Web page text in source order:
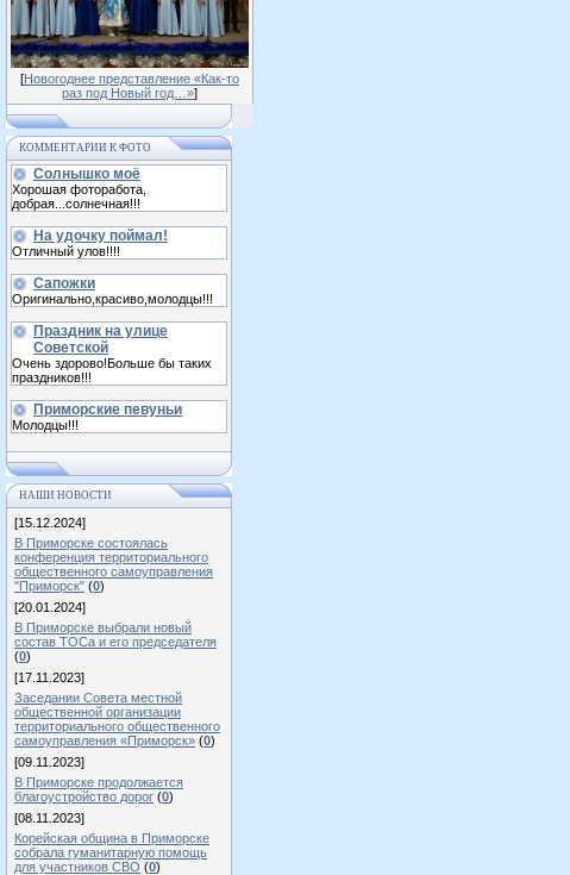
[Новогоднее представление «Как-то
раз под Новый год…»]
КОММЕНТАРИИ К ФОТО
Солнышко моё
Хорошая фоторабота,
добрая...солнечная!!!
На удочку поймал!
Отличный улов!!!!
Сапожки
Оригинально,красиво,молодцы!!!
Праздник на улице
Советской
Очень здорово!Больше бы таких
праздников!!!
Приморские певуньи
Молодцы!!!
НАШИ НОВОСТИ
[15.12.2024]
В Приморске состоялась
конференция территориального
общественного самоуправления
"Приморск" (0)
[20.01.2024]
В Приморске выбрали новый
состав ТОСа и его председателя
(0)
[17.11.2023]
Заседании Совета местной
общественной организации
территориального общественного
самоуправления «Приморск» (0)
[09.11.2023]
В Приморске продолжается
благоустройство дорог (0)
[08.11.2023]
Корейская община в Приморске
собрала гуманитарную помощь
для участников СВО (0)